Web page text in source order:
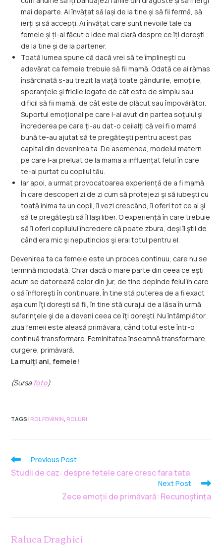
mai departe. Ai învățat să lași de la tine și să fii fermă, să
ierți și să accepți. Ai învățat care sunt nevoile tale ca
femeie și ți-ai făcut o idee mai clară despre ce îți dorești
de la tine și de la partener.
Toată lumea spune că dacă vrei să te împlineşti cu
adevărat ca femeie trebuie să fii mamă. Odată ce ai rămas
însărcinată s-au trezit la viaţă toate gândurile, emoţiile,
speranţele şi fricile legate de cât este de simplu sau
dificil să fii mamă, de cât este de plăcut sau împovărător.
Suportul emoţional pe care l-ai avut din partea soţului şi
încrederea pe care ţi-au dat-o ceilalţi că vei fi o mamă
bună te-au ajutat să te pregăteşti pentru acest pas
capital din devenirea ta. De asemenea, modelul matern
pe care l-ai preluat de la mama a influențat felul în care
te-ai purtat cu copilul tău.
Iar apoi, a urmat provocatoarea experiență de a fi mamă.
În care descoperi zi de zi cum să protejezi şi să iubeşti cu
toată inima ta un copil, îl vezi crescând, îi oferi tot ce ai şi
să te pregăteşti să îl laşi liber. O experiență în care trebuie
să îi oferi copilului încredere că poate zbura, deşi îl ştii de
când era mic şi neputincios şi erai totul pentru el.
Devenirea ta ca femeie este un proces continuu, care nu se
termină niciodată. Chiar dacă o mare parte din ceea ce eşti
acum se datorează celor din jur, de tine depinde felul în care
o să înfloreşti în continuare. În tine stă puterea de a fi exact
aşa cum îţi doreşti să fii, în tine stă curajul de a lăsa în urmă
suferinţele şi de a deveni ceea ce îţi doreşti. Nu întâmplător
ziua femeii este aleasă primăvara, când totul este într-o
continuă transformare. Feminitatea înseamnă transformare,
curgere, primăvară.
La mulţi ani, femeie!
(Sursa foto)
TAGS: ROL FEMININ ROLURI
Previous Post
Studii de caz: despre fetele care cresc fara tata
Next Post
Zece emoții de primăvară: Recunoștința
Raluca Draghici